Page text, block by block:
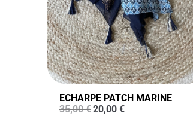
ECHARPE PATCH MARINE
35,00€Le
20,00 €Le